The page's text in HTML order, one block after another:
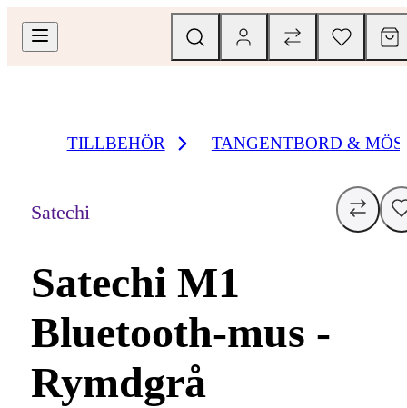
TILLBEHÖR TANGENTBORD &
Satechi
Satechi M1
Bluetooth-mus -
Rymdgrå